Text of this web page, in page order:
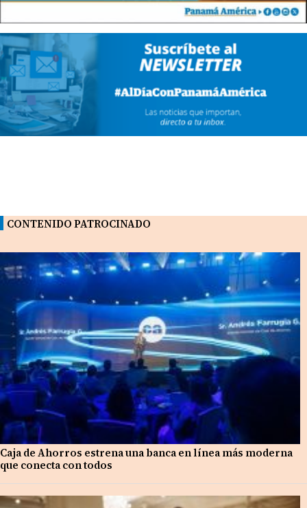
CONTENIDO PATROCINADO
Caja de Ahorros estrena una banca en línea más moderna
que conecta con todos